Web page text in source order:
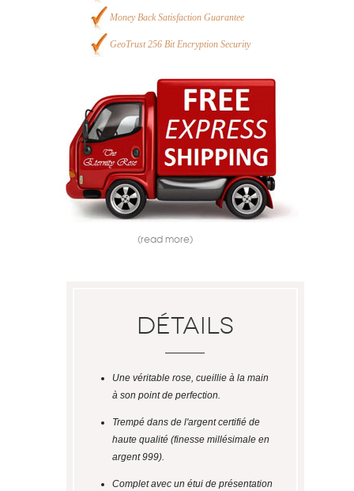
Money Back Satisfaction Guarantee
GeoTrust 256 Bit Encryption Security
(read more)
Détails
Une véritable rose, cueillie à la main
à son point de perfection.
Trempé dans de l'argent certifié de
haute qualité (finesse millésimale en
argent 999).
Complet avec un étui de présentation